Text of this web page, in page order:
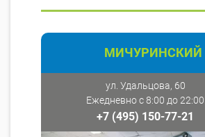
МИЧУРИНСКИЙ
ул. Удальцова, 60
Ежедневно с 8:00 до 22:00
+7 (495) 150-77-21